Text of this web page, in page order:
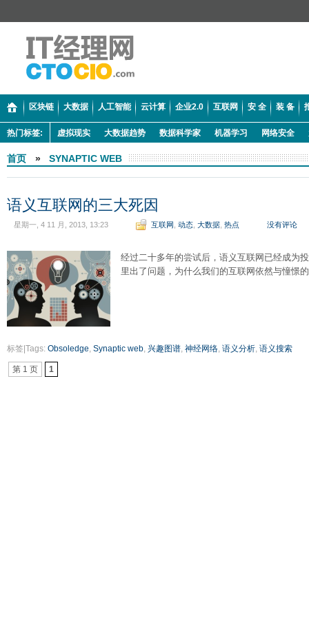
区块链 大数据 人工智能 云计算 企业2.0 互联网 安 全 装 备
热门标签: 虚拟现实 大数据趋势 数据科学家 机器学习 网络安全
首页 » SYNAPTIC WEB
语义互联网的三大死因
星期一, 4 11 月, 2013, 13:23 互联网 动态 大数据 热点 没有评论
经过二十多年的尝试后，语义互联网已经成为
里出了问题，为什么我们的互联网依然与憧憬
标签|Tags: Obsoledge, Synaptic web, 兴趣图谱, 神经网络, 语义分析, 语义搜索
第 1 页 1